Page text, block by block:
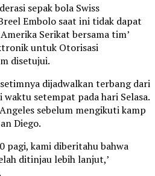
sepak bola Swiss
Embolo saat ini tidak dapat
Serikat bersama tim’
untuk Otorisasi
disetujui.
dijadwalkan terbang dari
setempat pada hari Selasa.
sebelum mengikuti kamp
Diego.
pagi, kami diberitahu bahwa
ditinjau lebih lanjut,’